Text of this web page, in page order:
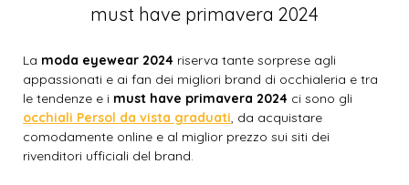
must have primavera 2024
La moda eyewear 2024 riserva tante sorprese agli
appassionati e ai fan dei migliori brand di occhialeria e tra
le tendenze e i must have primavera 2024 ci sono gli
occhiali Persol da vista graduati, da acquistare
comodamente online e al miglior prezzo sui siti dei
rivenditori ufficiali del brand.